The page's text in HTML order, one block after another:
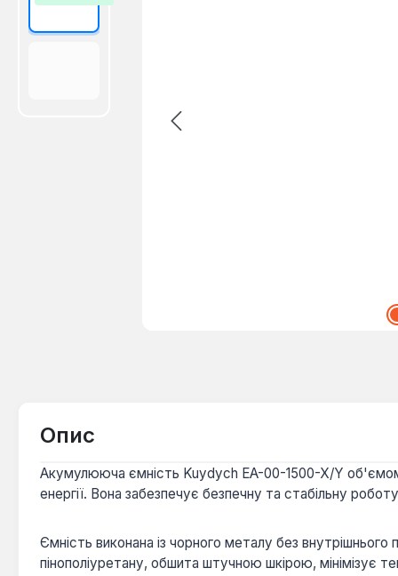
Опис
Акумулююча ємність Kuydych EA-00-1500-X/Y об'ємом
енергії. Вона забезпечує безпечну та стабільну
Ємність виконана із чорного металу без
пінополіуретану, обшита штучною шкірою, мінімізує